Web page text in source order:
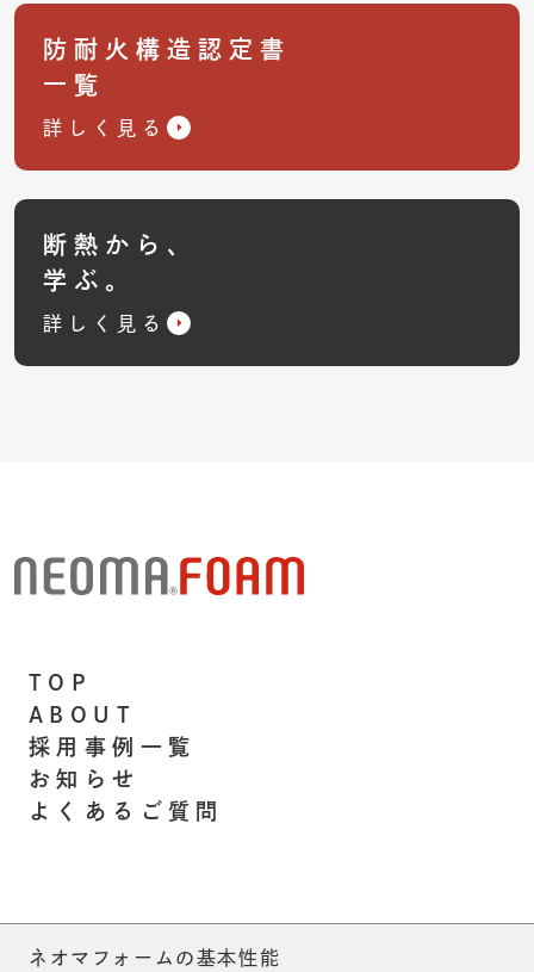
防耐火構造認定書
一覧
詳しく見る
断熱から、
学ぶ。
詳しく見る
TOP
ABOUT
採用事例一覧
お知らせ
よくあるご質問
ネオマフォームの基本性能